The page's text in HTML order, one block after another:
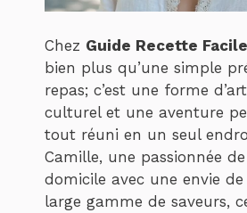
Chez Guide Recette Facile
bien plus qu’une simple
repas; c’est une forme
culturel et une aventure
tout réuni en un seul
Camille, une passionnée
domicile avec une envie
large gamme de saveurs,